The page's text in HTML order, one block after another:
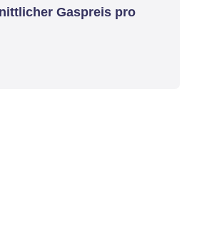
Gaspreis pro